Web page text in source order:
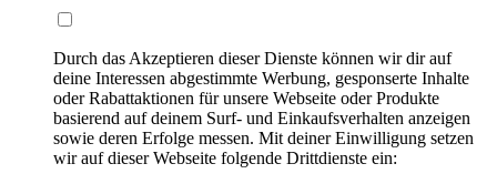
Durch das Akzeptieren dieser Dienste können wir dir auf
deine Interessen abgestimmte Werbung, gesponserte Inhalte
oder Rabattaktionen für unsere Webseite oder Produkte
basierend auf deinem Surf- und Einkaufsverhalten anzeigen
sowie deren Erfolge messen. Mit deiner Einwilligung setzen
wir auf dieser Webseite folgende Drittdienste ein: